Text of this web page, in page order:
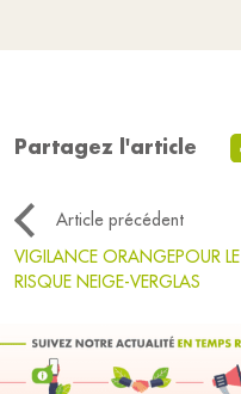
Partagez l'article
Article précédent
VIGILANCE ORANGEPOUR LE
RISQUE NEIGE-VERGLAS